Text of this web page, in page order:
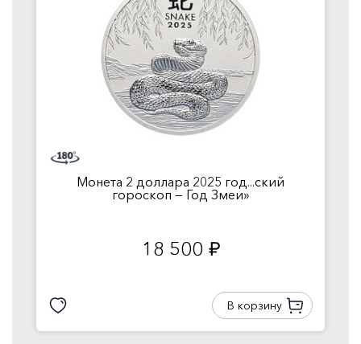
Монета 2 доллара 2025 год...ский
гороскоп — Год Змеи»
18 500 руб.
В корзину